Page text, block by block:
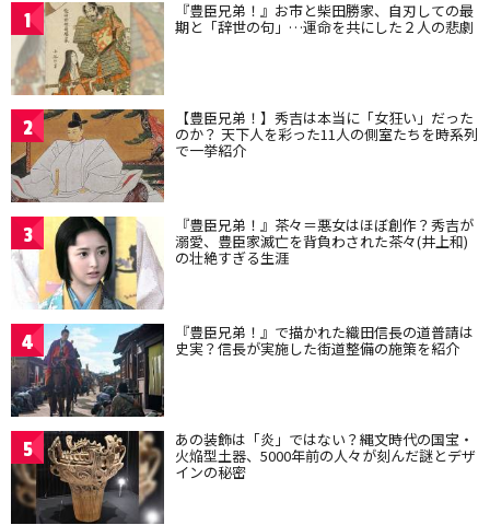
1 『豊臣兄弟！』お市と柴田勝家、自刃しての最
期と「辞世の句」…運命を共にした２人の悲劇
2 【豊臣兄弟！】秀吉は本当に「女狂い」だった
のか？ 天下人を彩った11人の側室たちを時系列
で一挙紹介
3 『豊臣兄弟！』茶々＝悪女はほぼ創作？秀吉が
溺愛、豊臣家滅亡を背負わされた茶々(井上和)
の壮絶すぎる生涯
4 『豊臣兄弟！』で描かれた織田信長の道普請は
史実？信長が実施した街道整備の施策を紹介
5 あの装飾は「炎」ではない？縄文時代の国宝・
火焔型土器、5000年前の人々が刻んだ謎とデザ
インの秘密